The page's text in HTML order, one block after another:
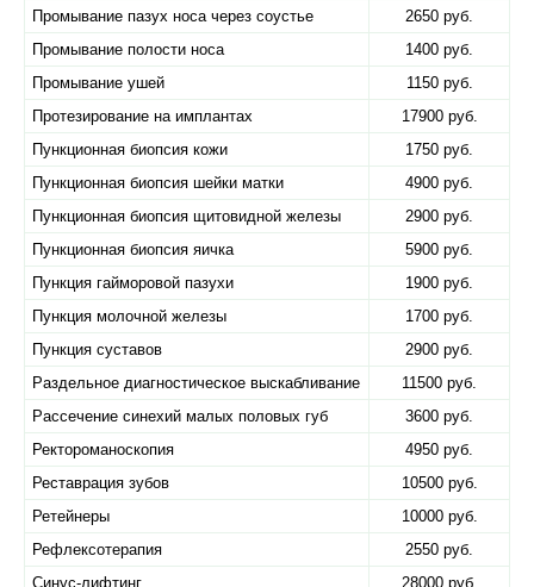
Промывание пазух носа через соустье
2650 руб.
Промывание полости носа
1400 руб.
Промывание ушей
1150 руб.
Протезирование на имплантах
17900 руб.
Пункционная биопсия кожи
1750 руб.
Пункционная биопсия шейки матки
4900 руб.
Пункционная биопсия щитовидной железы
2900 руб.
Пункционная биопсия яичка
5900 руб.
Пункция гайморовой пазухи
1900 руб.
Пункция молочной железы
1700 руб.
Пункция суставов
2900 руб.
Раздельное диагностическое выскабливание
11500 руб.
Рассечение синехий малых половых губ
3600 руб.
Ректороманоскопия
4950 руб.
Реставрация зубов
10500 руб.
Ретейнеры
10000 руб.
Рефлексотерапия
2550 руб.
Синус-лифтинг
28000 руб.